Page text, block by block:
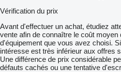
Vérification du prix
Avant d'effectuer un achat, étudiez
vente afin de connaître le coût moyen
d'équipement que vous avez choisi.
intéresse est très inférieur aux offres
Une différence de prix considérable
défauts cachés ou une tentative